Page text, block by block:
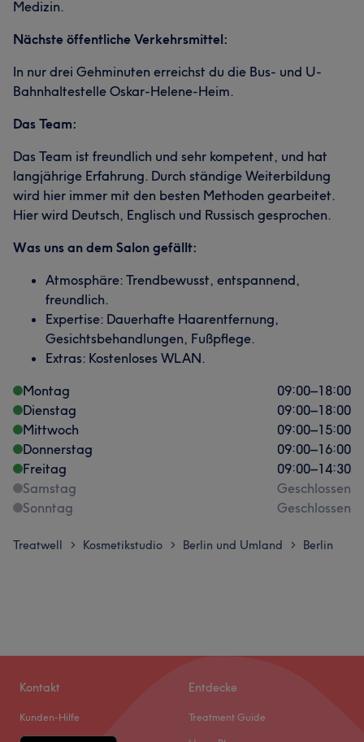
Medizin.
Nächste öffentliche Verkehrsmittel:
In nur drei Gehminuten erreichst du die Bus- und U-
Bahnhaltestelle Oskar-Helene-Heim.
Das Team:
Das Team ist freundlich und sehr kompetent, und hat
langjährige Erfahrung. Durch ständige Weiterbildung
wird hier immer mit den besten Methoden gearbeitet.
Hier wird Deutsch, Englisch und Russisch gesprochen.
Was uns an dem Salon gefällt:
Atmosphäre: Trendbewusst, entspannend,
freundlich.
Expertise: Dauerhafte Haarentfernung,
Gesichtsbehandlungen, Fußpflege.
Extras: Kostenloses WLAN.
Montag
09:00–18:00
Dienstag
09:00–18:00
Mittwoch
09:00–15:00
Donnerstag
09:00–16:00
Freitag
09:00–14:30
Samstag
Geschlossen
Sonntag
Geschlossen
Treatwell > Kosmetikstudio > Berlin und Umland > Berlin
Kontakt
Kunden-Hilfe
Entdecke
Treatment Guide